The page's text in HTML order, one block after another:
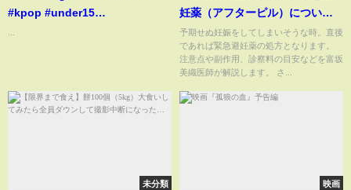
#kpop #under15
妊薬（アフターピル）について
【さくらウィメンズクリニッ
ク】
予期せぬ妊娠をしてしまいそうな時。直後
であれば緊急避妊薬の処方となります。
注意点や副作用、診察料の目安などを富坂
美織医師が解説します。 さ...
未分類 映画